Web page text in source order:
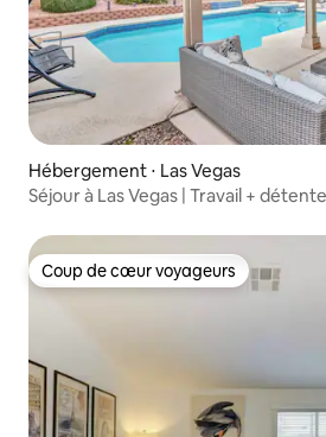
Hébergement ⋅ Las Vegas
Séjour à Las Vegas | Travail +
Coup de cœur voyageurs
Coup de cœur voyageurs